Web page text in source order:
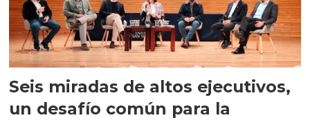
Seis miradas de altos ejecutivos,
un desafío común para la